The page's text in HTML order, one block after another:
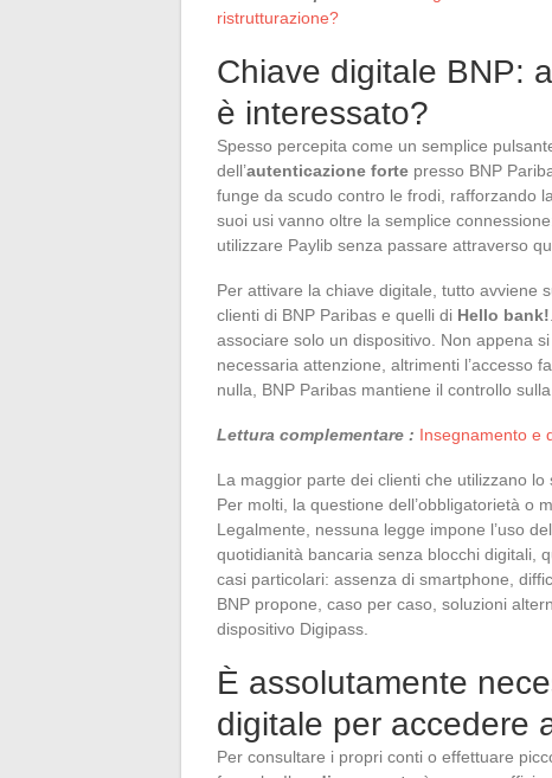
ristrutturazione?
Chiave digitale BNP:
è interessato?
Spesso percepita come un semplice
dell’autenticazione forte presso BNP
funge da scudo contro le frodi, rafforzando
suoi usi vanno oltre la semplice
utilizzare Paylib senza passare attraverso
Per attivare la chiave digitale, tutto avviene
clienti di BNP Paribas e quelli di Hello bank!
associare solo un dispositivo. Non appena
necessaria attenzione, altrimenti l’accesso
nulla, BNP Paribas mantiene il controllo
Lettura complementare : Insegnamento e
La maggior parte dei clienti che utilizzano
Per molti, la questione dell’obbligatorietà o
Legalmente, nessuna legge impone l’uso
quotidianità bancaria senza blocchi digitali,
casi particolari: assenza di smartphone,
BNP propone, caso per caso, soluzioni
dispositivo Digipass.
È assolutamente
digitale per accedere
Per consultare i propri conti o effettuare